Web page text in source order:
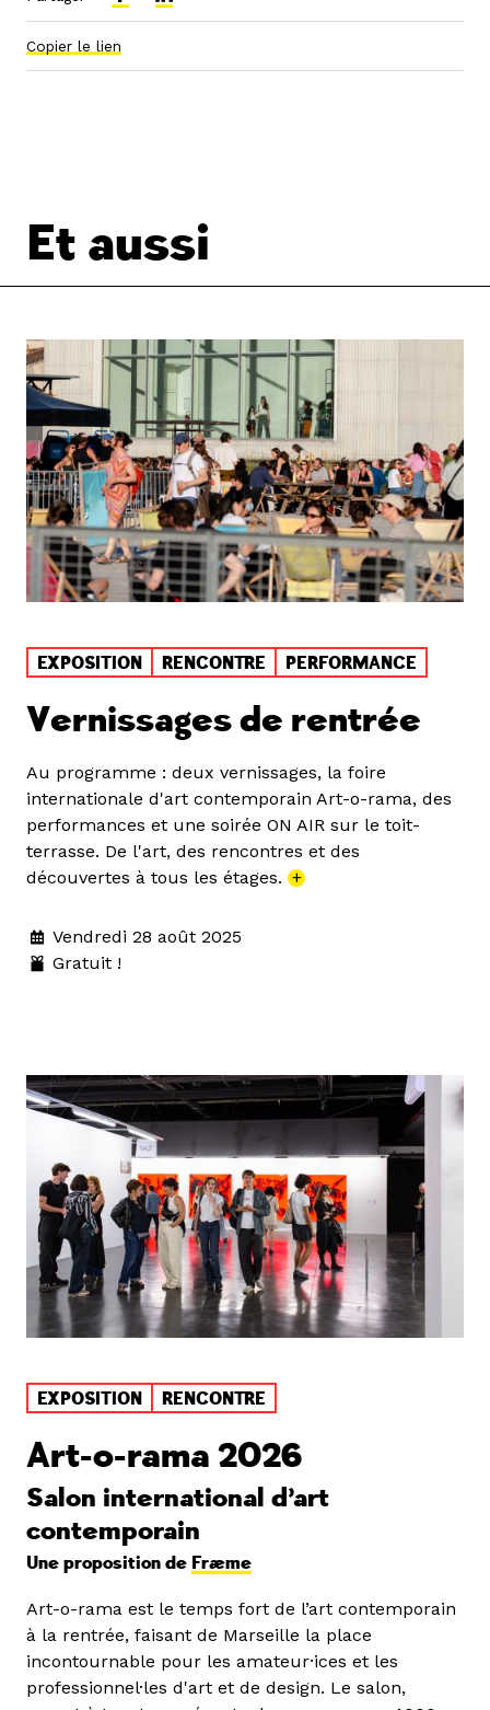
Copier le lien
Et aussi
EXPOSITION RENCONTRE PERFORMANCE
Vernissages de rentrée
Au programme : deux vernissages, la foire
internationale d'art contemporain Art-o-rama, des
performances et une soirée ON AIR sur le toit-
terrasse. De l'art, des rencontres et des
découvertes à tous les étages. +
Vendredi 28 août 2025
Gratuit !
EXPOSITION RENCONTRE
Art-o-rama 2026
Salon international d’art
contemporain
Une proposition de Fræme
Art-o-rama est le temps fort de l’art contemporain
à la rentrée, faisant de Marseille la place
incontournable pour les amateur·ices et les
professionnel·les d'art et de design. Le salon,